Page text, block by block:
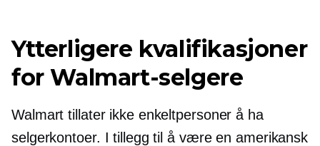
Ytterligere kvalifikasjoner
for Walmart-selgere
Walmart tillater ikke enkeltpersoner å ha
selgerkontoer. I tillegg til å være en amerikansk